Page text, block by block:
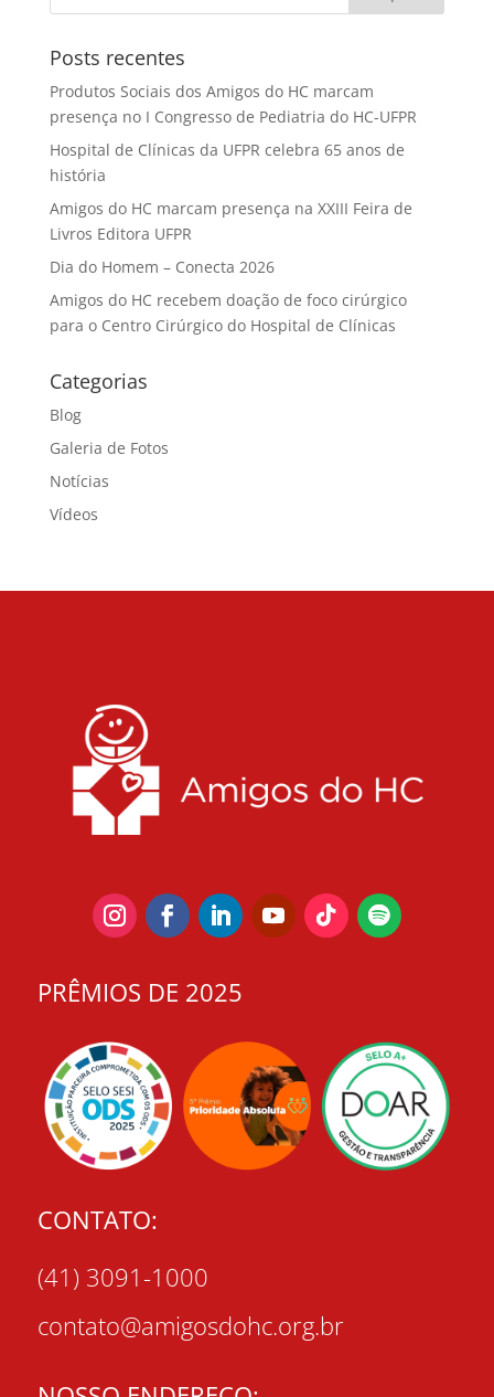
Posts recentes
Produtos Sociais dos Amigos do HC marcam
presença no I Congresso de Pediatria do HC-UFPR
Hospital de Clínicas da UFPR celebra 65 anos de
história
Amigos do HC marcam presença na XXIII Feira de
Livros Editora UFPR
Dia do Homem – Conecta 2026
Amigos do HC recebem doação de foco cirúrgico
para o Centro Cirúrgico do Hospital de Clínicas
Categorias
Blog
Galeria de Fotos
Notícias
Vídeos
PRÊMIOS DE 2025
CONTATO:
(41) 3091-1000
contato@amigosdohc.org.br